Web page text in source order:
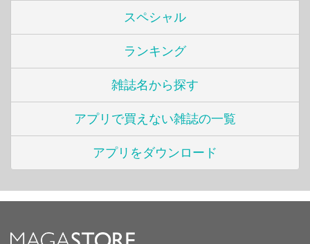
スペシャル
ランキング
雑誌名から探す
アプリで買えない雑誌の一覧
アプリをダウンロード